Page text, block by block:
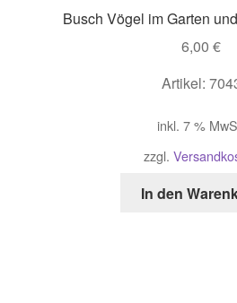
Busch Vögel im Garten
6,00 €
Artikel:
inkl. 7 %
zzgl.
In den